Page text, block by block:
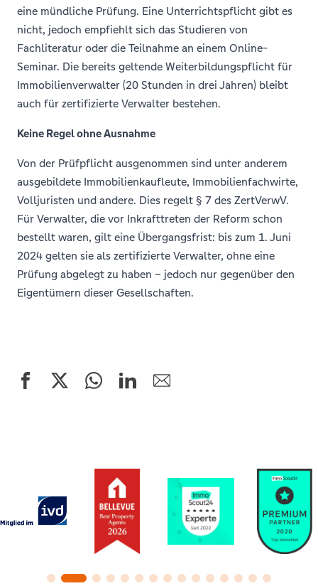
eine mündliche Prüfung. Eine Unterrichtspflicht gibt es
nicht, jedoch empfiehlt sich das Studieren von
Fachliteratur oder die Teilnahme an einem Online-
Seminar. Die bereits geltende Weiterbildungspflicht für
Immobilienverwalter (20 Stunden in drei Jahren) bleibt
auch für zertifizierte Verwalter bestehen.
Keine Regel ohne Ausnahme
Von der Prüfpflicht ausgenommen sind unter anderem
ausgebildete Immobilienkaufleute, Immobilienfachwirte,
Volljuristen und andere. Dies regelt § 7 des ZertVerwV.
Für Verwalter, die vor Inkrafttreten der Reform schon
bestellt waren, gilt eine Übergangsfrist: bis zum 1. Juni
2024 gelten sie als zertifizierte Verwalter, ohne eine
Prüfung abgelegt zu haben – jedoch nur gegenüber den
Eigentümern dieser Gesellschaften.